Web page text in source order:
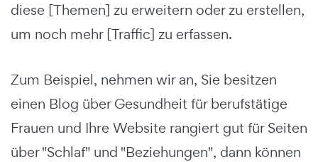
diese [Themen] zu erweitern oder zu erstellen,
um noch mehr [Traffic] zu erfassen.
Zum Beispiel, nehmen wir an, Sie besitzen
einen Blog über Gesundheit für berufstätige
Frauen und Ihre Website rangiert gut für Seiten
über "Schlaf" und "Beziehungen", dann können